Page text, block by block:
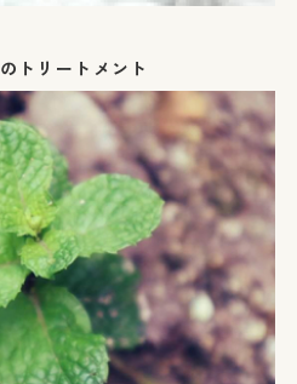
トリートメント